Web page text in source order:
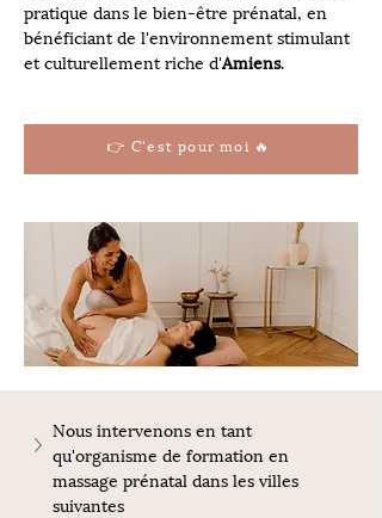
pratique dans le bien-être prénatal, en
bénéficiant de l'environnement stimulant
et culturellement riche d'Amiens.
👉 C'est pour moi 🔥
Nous intervenons en tant
qu'organisme de formation en
massage prénatal dans les villes
suivantes